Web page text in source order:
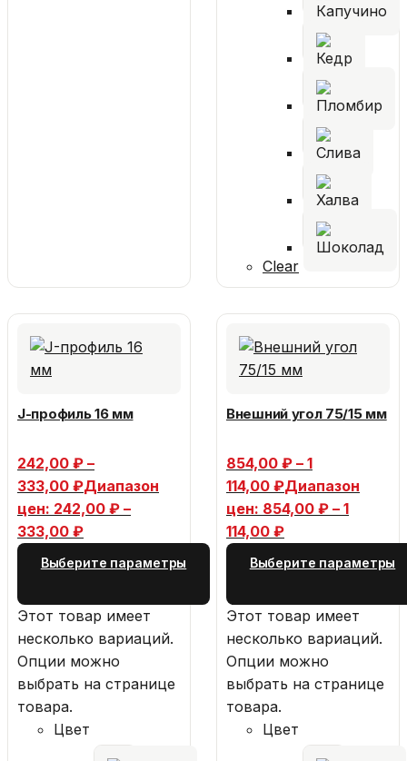
Clear
J-профиль 16 мм
242,00 ₽ –
333,00 ₽Диапазон
цен: 242,00 ₽ –
333,00 ₽
Выберите параметры
Этот товар имеет
несколько вариаций.
Опции можно
выбрать на странице
товара.
Цвет
Внешний угол 75/15 мм
854,00 ₽ – 1
114,00 ₽Диапазон
цен: 854,00 ₽ – 1
114,00 ₽
Выберите параметры
Этот товар имеет
несколько вариаций.
Опции можно
выбрать на странице
товара.
Цвет